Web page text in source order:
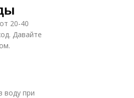
20-40
Давайте
воду при